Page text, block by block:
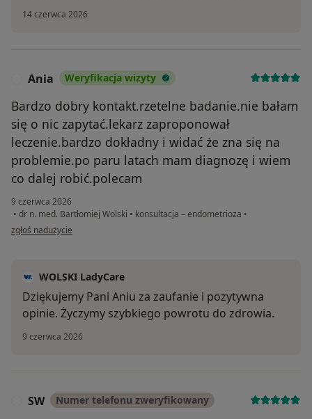
14 czerwca 2026
Ania Weryfikacja wizyty
Bardzo dobry kontakt.rzetelne badanie.nie bałam
się o nic zapytać.lekarz zaproponował
leczenie.bardzo dokładny i widać że zna się na
problemie.po paru latach mam diagnozę i wiem
co dalej robić.polecam
9 czerwca 2026
• dr n. med. Bartłomiej Wolski • konsultacja – endometrioza •
w opinii użytkownika Ania
zgłoś nadużycie
WOLSKI LadyCare
Dziękujemy Pani Aniu za zaufanie i pozytywna
opinie. Życzymy szybkiego powrotu do zdrowia.
9 czerwca 2026
SW Numer telefonu zweryfikowany